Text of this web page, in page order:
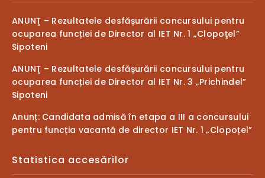
ANUNŢ – Rezultatele desfășurării concursului pentru
ocuparea funcției de Director al IET Nr. 1 „Clopoţel”
Sipoteni
ANUNŢ – Rezultatele desfășurării concursului pentru
ocuparea funcției de Director al IET Nr. 3 „Prichindel”
Sipoteni
Anunț: Candidata admisă în etapa a III a concursului
pentru funcția vacantă de director IET Nr. 1 „Clopoțel”
Statistica accesărilor